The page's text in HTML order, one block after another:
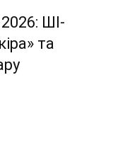
ШІ-
та